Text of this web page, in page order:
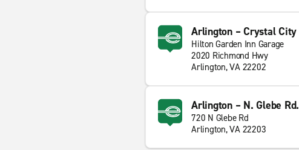
Arlington – Crystal City
Hilton Garden Inn Garage
2020 Richmond Hwy
Arlington, VA 22202
Arlington – N. Glebe Rd.
720 N Glebe Rd
Arlington, VA 22203